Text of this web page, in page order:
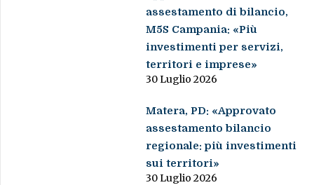
assestamento di bilancio,
M5S Campania: «Più
investimenti per servizi,
territori e imprese»
30 Luglio 2026
Matera, PD: «Approvato
assestamento bilancio
regionale: più investimenti
sui territori»
30 Luglio 2026